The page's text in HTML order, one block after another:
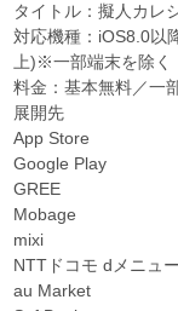
タイトル：擬人カレ
対応機種：iOS8.0以
上)※一部端末を除く
料金：基本無料／一
展開先
App Store
Google Play
GREE
Mobage
mixi
NTTドコモ dメニュ
au Market